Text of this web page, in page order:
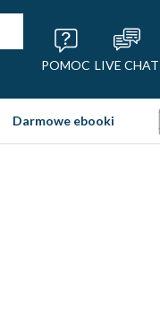
POMOC LIVE CHAT
Darmowe ebooki